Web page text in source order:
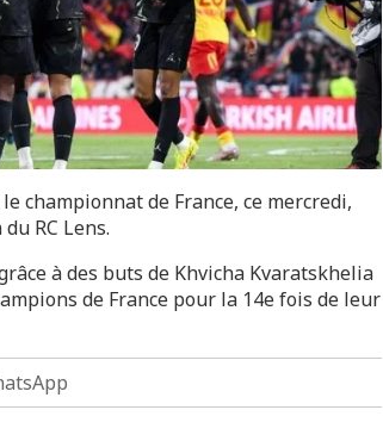
championnat de France, ce mercredi,
RC Lens.
à des buts de Khvicha Kvaratskhelia
de France pour la 14e fois de leur